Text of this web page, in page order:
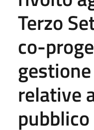
Terzo
co-
relative